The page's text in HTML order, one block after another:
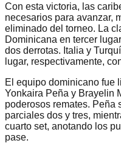
Con esta victoria, las
necesarios para avanzar,
eliminado del torneo. La
Dominicana en tercer
dos derrotas. Italia y
lugar, respectivamente,
El equipo dominicano fue
Yonkaira Peña y Brayelin
poderosos remates. Peña
parciales dos y tres,
cuarto set, anotando los
pase.